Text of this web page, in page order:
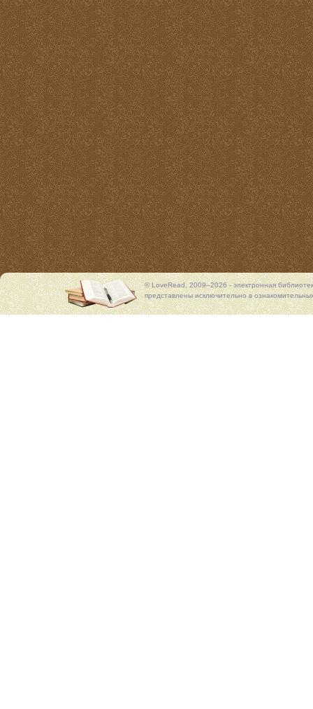
© LoveRead, 2009–2026 - электронная
представлены исключительно в